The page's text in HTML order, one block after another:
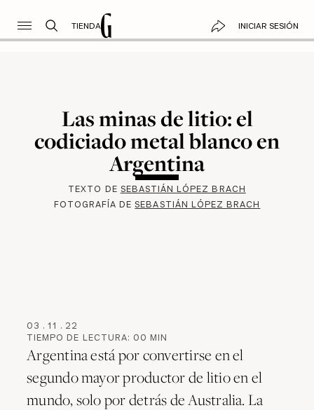
TIENDA INICIAR SESIÓN
Las minas de litio: el
codiciado metal blanco en
Argentina
TEXTO DE SEBASTIÁN LÓPEZ BRACH
FOTOGRAFÍA DE SEBASTIÁN LÓPEZ BRACH
03 . 11 . 22
TIEMPO DE LECTURA: 00 MIN
Argentina está por convertirse en el
segundo mayor productor de litio en el
mundo, solo por detrás de Australia. La